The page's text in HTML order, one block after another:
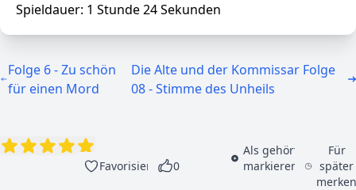
Spieldauer: 1 Stunde 24 Sekunden
Folge 6 - Zu schön
für einen Mord
Die Alte und der Kommissar Folge
08 - Stimme des Unheils
Favorisieren 0
Als gehört
markieren
Für
später